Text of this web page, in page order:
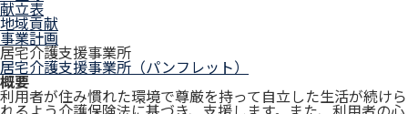
献立表
地域貢献
事業計画
居宅介護支援事業所
居宅介護支援事業所（パンフレット）
概要
利用者が住み慣れた環境で尊厳を持って自立した生活が続けら